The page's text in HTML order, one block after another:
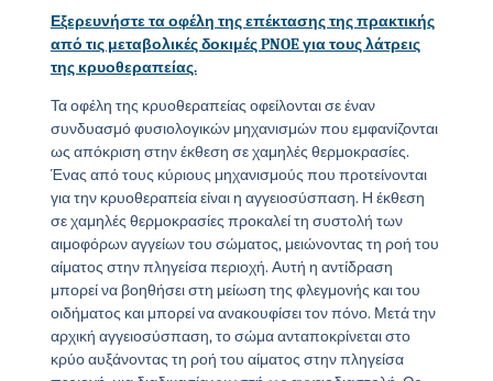
Εξερευνήστε τα οφέλη της επέκτασης της πρακτικής
από τις μεταβολικές δοκιμές PNOE για τους λάτρεις
της κρυοθεραπείας.
Τα οφέλη της κρυοθεραπείας οφείλονται σε έναν
συνδυασμό φυσιολογικών μηχανισμών που εμφανίζονται
ως απόκριση στην έκθεση σε χαμηλές θερμοκρασίες.
Ένας από τους κύριους μηχανισμούς που προτείνονται
για την κρυοθεραπεία είναι η αγγειοσύσπαση. Η έκθεση
σε χαμηλές θερμοκρασίες προκαλεί τη συστολή των
αιμοφόρων αγγείων του σώματος, μειώνοντας τη ροή του
αίματος στην πληγείσα περιοχή. Αυτή η αντίδραση
μπορεί να βοηθήσει στη μείωση της φλεγμονής και του
οιδήματος και μπορεί να ανακουφίσει τον πόνο. Μετά την
αρχική αγγειοσύσπαση, το σώμα ανταποκρίνεται στο
κρύο αυξάνοντας τη ροή του αίματος στην πληγείσα